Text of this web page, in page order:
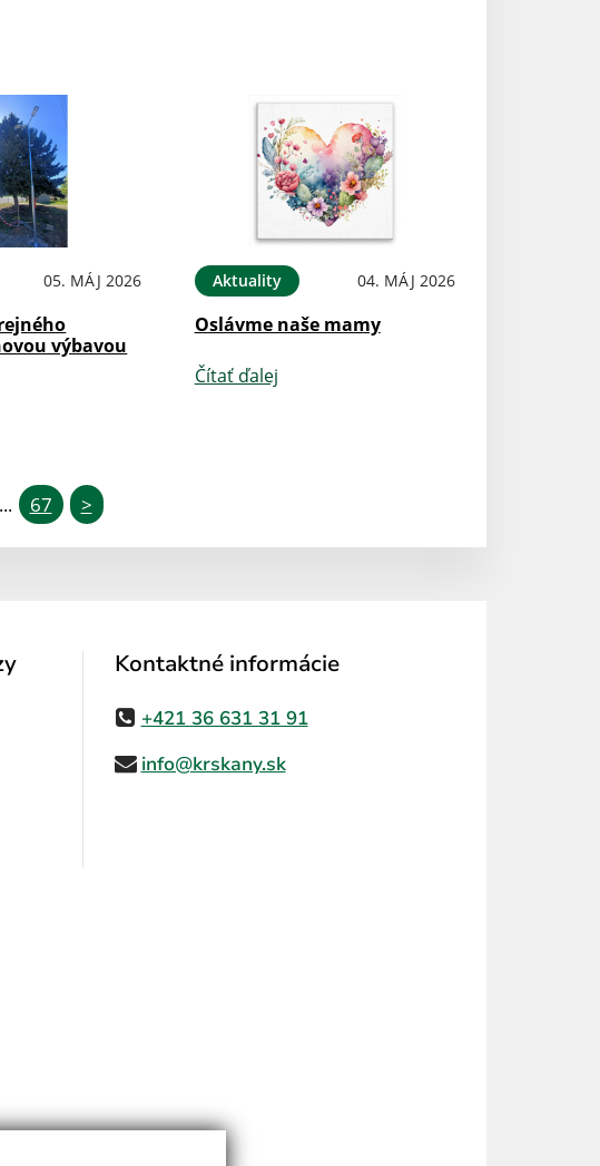
05. MÁJ 2026
výbavou
Aktuality 04. MÁJ 2026
Oslávme naše mamy
Čítať ďalej
... 67 >
Kontaktné informácie
+421 36 631 31 91
info@krskany.sk